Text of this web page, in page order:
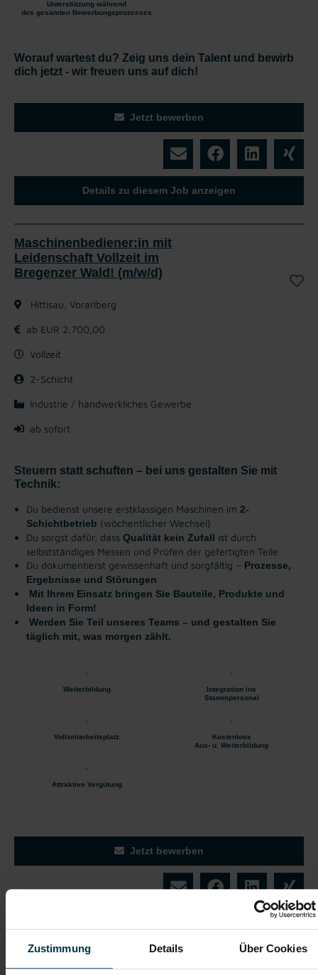
Zustimmung Details Über Cookies
Unterstützung während
des gesamten Bewerbungsprozesses
Worauf wartest du? Zeig uns dein Talent und bewirb
dich jetzt - wir freuen uns auf dich!
Jetzt bewerben
Details zu diesem Job anzeigen
Maschinenbediener:in mit
Leidenschaft Vollzeit im
Bregenzer Wald! (m/w/d)
Hittisau, Vorarlberg
ab EUR 2.700,00
Vollzeit
2-Schicht
Industrie / handwerkliches Gewerbe
ab sofort
Steuern statt schuften – bei uns gestalten Sie mit
Technik:
Du bedienst unsere erstklassigen Maschinen im 2-
Schichtbetrieb (wöchentlicher Wechsel)
Du sorgst dafür, dass Qualität kein Zufall ist durch
selbstständiges Messen und Prüfen der gefertigten Teile
Du dokumentierst gewissenhaft und sorgfältig – Prozesse,
Ergebnisse und Störungen
Mit Ihrem Einsatz bringen Sie Bauteile, Produkte und
Ideen in Form!
Werden Sie Teil unseres Teams – und gestalten Sie
täglich mit, was morgen zählt.
Weiterbildung
Integration ins
Stammpersonal
Vollzeitarbeitsplatz
Kostenlose
Aus- u. Weiterbildung
Attraktive Vergütung
Jetzt bewerben